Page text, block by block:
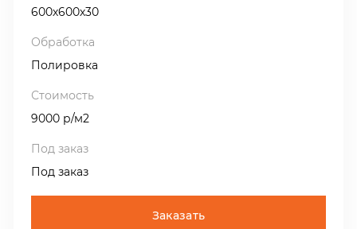
600х600х30
Полировка
9000 р/м2
Под заказ
Заказать